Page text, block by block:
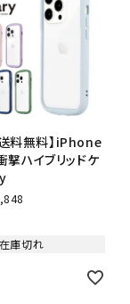
料無料】iPhone
ハイブリッドケ
在庫切れ